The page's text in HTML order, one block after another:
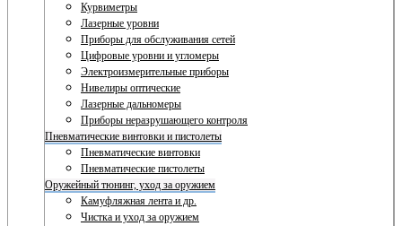
Курвиметры
Лазерные уровни
Приборы для обслуживания сетей
Цифровые уровни и угломеры
Электроизмерительные приборы
Нивелиры оптические
Лазерные дальномеры
Приборы неразрушающего контроля
Пневматические винтовки и пистолеты
Пневматические винтовки
Пневматические пистолеты
Оружейный тюнинг, уход за оружием
Камуфляжная лента и др.
Чистка и уход за оружием